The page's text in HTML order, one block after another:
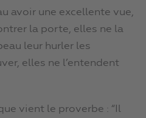
avoir une excellente vue,
la porte, elles ne la
leur hurler les
elles ne l’entendent
vient le proverbe : “Il